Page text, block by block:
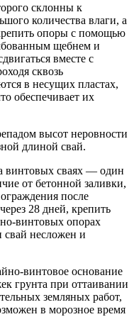
склонны к
количества влаги, а
опоры с помощью
щебнем и
вместе с
сквозь
в несущих пластах,
обеспечивает их
высот неровности
длиной свай.
винтовых сваях — один
от бетонной заливки,
после
28 дней, крепить
винтовых опорах
свай несложен и
винтовое основание
грунта при оттаивании
земляных работ,
в морозное время